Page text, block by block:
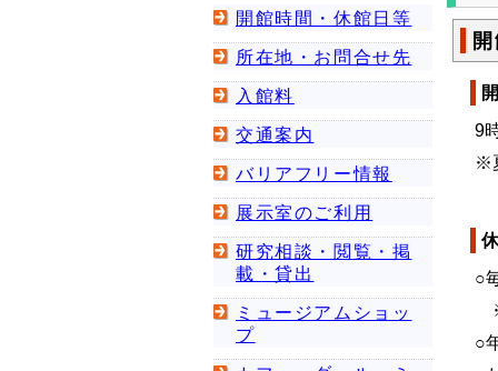
開館時間・休館日等
所在地・お問合せ先
入館料
交通案内
バリアフリー情報
展示室のご利用
研究相談・閲覧・掲
載・貸出
ミュージアムショッ
プ
9
※
○
※
○